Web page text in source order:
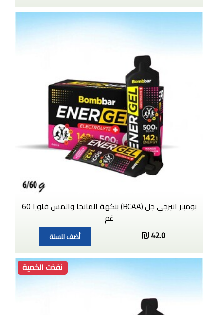
بومبار انيرجي جل (BCAA) بنكهة المانجا والمس فلورا 60
غم
42.0
أضف للسلة
نفذت الكمية